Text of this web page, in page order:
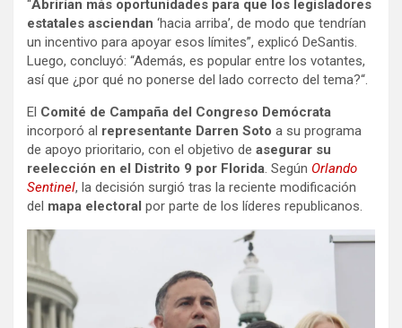
“Abrirían más oportunidades para que los legisladores
estatales asciendan ‘hacia arriba’, de modo que tendrían
un incentivo para apoyar esos límites”, explicó DeSantis.
Luego, concluyó: “Además, es popular entre los votantes,
así que ¿por qué no ponerse del lado correcto del tema?“.
El Comité de Campaña del Congreso Demócrata
incorporó al representante Darren Soto a su programa
de apoyo prioritario, con el objetivo de asegurar su
reelección en el Distrito 9 por Florida. Según Orlando
Sentinel, la decisión surgió tras la reciente modificación
del mapa electoral por parte de los líderes republicanos.